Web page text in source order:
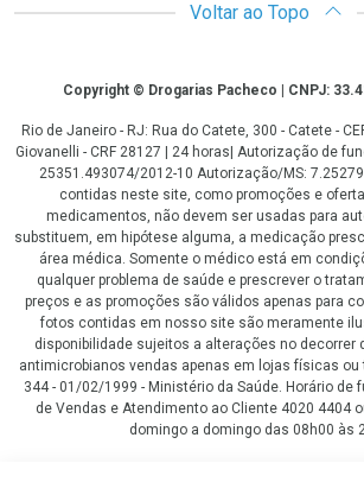
Voltar ao Topo
CopyrightCopyright © Drogarias Pacheco | CNPJ:
Rio de Janeiro - RJ: Rua do Catete, 300 - Catete -
Giovanelli - CRF 28127 | 24 horas| Autorização de
25351.493074/2012-10 Autorização/MS:
contidas neste site, como promoções e
medicamentos, não devem ser usadas para
substituem, em hipótese alguma, a medicação
área médica. Somente o médico está em
qualquer problema de saúde e prescrever o
preços e as promoções são válidos apenas para
fotos contidas em nosso site são meramente
disponibilidade sujeitos a alterações no decorrer
antimicrobianos vendas apenas em lojas físicas ou
344 - 01/02/1999 - Ministério da Saúde. Horário de
de Vendas e Atendimento ao Cliente 4020 4404
domingo a domingo das 08h00 às